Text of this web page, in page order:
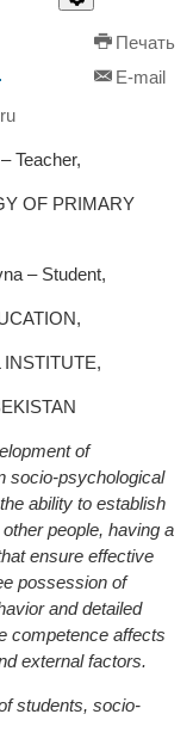
Печать
E-mail
Teacher,
OF PRIMARY
– Student,
of
socio-psychological
ability to establish
people, having a
ensure effective
possession of
and detailed
competence affects
external factors.
students, socio-